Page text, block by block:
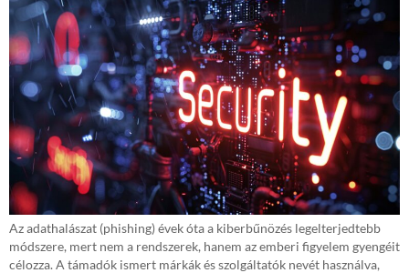
Az adathalászat (phishing) évek óta a kiberbűnözés legelterjedtebb
módszere, mert nem a rendszerek, hanem az emberi figyelem gyengéit
célozza. A támadók ismert márkák és szolgáltatók nevét használva,